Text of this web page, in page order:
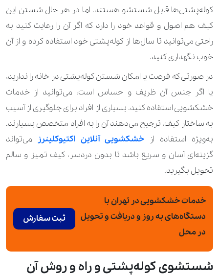
کوله‌پشتی‌ها قابل شستشو هستند. اما در هر حال شستن این
کیف هم اصول و قواعد خود را دارد که اگر آن را رعایت کنید به
راحتی می‌توانید تا سال‌ها از کوله‌پشتی خود استفاده کرده و از آن
خوب نگهداری کنید.
در صورتی که فرصت یا امکان شستن کوله‌پشتی در خانه را ندارید،
یا اگر جنس آن ظریف و حساس است، می‌توانید از خدمات
خشکشویی استفاده کنید. بسیاری از افراد برای جلوگیری از آسیب
به ساختار کیف، ترجیح می‌دهند آن را به افراد متخصص بسپارند.
به‌ویژه استفاده از خشکشویی آنلاین اکتیوکلینرز می‌تواند
گزینه‌ای آسان و سریع باشد تا بدون دردسر، کیف تمیز و سالم
تحویل بگیرید.
خدمات خشکشویی در تهران با
دستگاه‌های به‌‍ روز و دریافت و تحویل
در محل
ثبت سفارش
شستشوی کوله‌پشتی و راه و روش آن